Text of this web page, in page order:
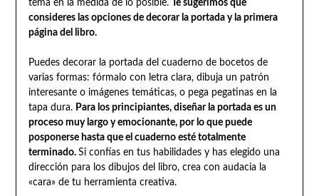
tema en la medida de lo posible.
Te sugerimos que
consideres las opciones de decorar la portada y la primera
página del libro.
Puedes decorar la portada del cuaderno de bocetos de
varias formas: fórmalo con letra clara, dibuja un patrón
interesante o imágenes temáticas, o pega pegatinas en la
tapa dura. Para los principiantes, diseñar la portada es un
proceso muy largo y emocionante, por lo que puede
posponerse hasta que el cuaderno esté totalmente
terminado. Si confías en tus habilidades y has elegido una
dirección para los dibujos del libro, crea con audacia la
«cara» de tu herramienta creativa.